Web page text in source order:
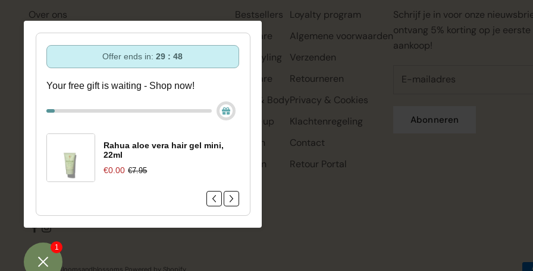
Over ons
Ondersteuning en advies via:
088-6063800
ma-vr 08:30 - 16:45 uur
Of via onscontactformulier
Bestsellers
Haircare
Hairstyling
Skincare
Bath & Body
Make-up
Welzijn
Merken
Loyalty program
Algemene voorwaarden
Verzenden
Retourneren
Privacy & Cookies
Klachtenregeling
Contact
Retour Portal
Schrijf je in voor onze
ontvang 5% korting op je eerste
aankoop!
Abonneren
© 2026 - Bloomsandblossoms Powered by Shopify
1
Offer ends in:29 : 47
Your free gift is waiting - Shop now!
Rahua aloe vera hair gel mini,
22ml
€0.00 €7.95
Rahua classic conditioner mini,
€0.00
€7.95
Rahua classic shampoo mini,
€0.00
€7.95
Rahua color full shampoo mini,
€0.00
€7.95